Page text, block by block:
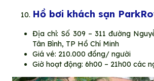
Hồ bơi khách sạn
Địa chỉ: Số 309 – 311 đường
Tân Bình, TP Hồ Chí Minh
Giá vé: 210.000 đồng/ người
Giờ hoạt động: 6h00 – 21h00 các